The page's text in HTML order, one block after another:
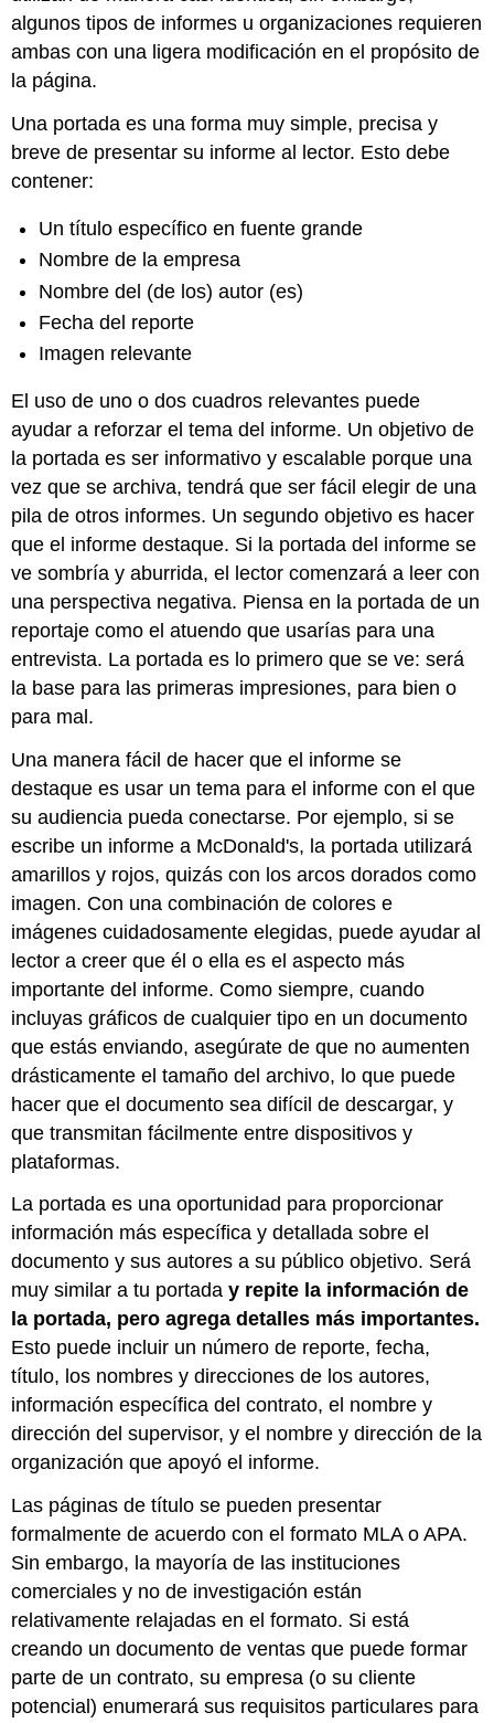
algunos tipos de informes u organizaciones requieren
ambas con una ligera modificación en el propósito de
la página.
Una portada es una forma muy simple, precisa y
breve de presentar su informe al lector. Esto debe
contener:
Un título específico en fuente grande
Nombre de la empresa
Nombre del (de los) autor (es)
Fecha del reporte
Imagen relevante
El uso de uno o dos cuadros relevantes puede
ayudar a reforzar el tema del informe. Un objetivo de
la portada es ser informativo y escalable porque una
vez que se archiva, tendrá que ser fácil elegir de una
pila de otros informes. Un segundo objetivo es hacer
que el informe destaque. Si la portada del informe se
ve sombría y aburrida, el lector comenzará a leer con
una perspectiva negativa. Piensa en la portada de un
reportaje como el atuendo que usarías para una
entrevista. La portada es lo primero que se ve: será
la base para las primeras impresiones, para bien o
para mal.
Una manera fácil de hacer que el informe se
destaque es usar un tema para el informe con el que
su audiencia pueda conectarse. Por ejemplo, si se
escribe un informe a McDonald's, la portada utilizará
amarillos y rojos, quizás con los arcos dorados como
imagen. Con una combinación de colores e
imágenes cuidadosamente elegidas, puede ayudar al
lector a creer que él o ella es el aspecto más
importante del informe. Como siempre, cuando
incluyas gráficos de cualquier tipo en un documento
que estás enviando, asegúrate de que no aumenten
drásticamente el tamaño del archivo, lo que puede
hacer que el documento sea difícil de descargar, y
que transmitan fácilmente entre dispositivos y
plataformas.
La portada es una oportunidad para proporcionar
información más específica y detallada sobre el
documento y sus autores a su público objetivo. Será
muy similar a tu portaday repite la información de
la portada, pero agrega detalles más importantes.
Esto puede incluir un número de reporte, fecha,
título, los nombres y direcciones de los autores,
información específica del contrato, el nombre y
dirección del supervisor, y el nombre y dirección de la
organización que apoyó el informe.
Las páginas de título se pueden presentar
formalmente de acuerdo con el formato MLA o APA.
Sin embargo, la mayoría de las instituciones
comerciales y no de investigación están
relativamente relajadas en el formato. Si está
creando un documento de ventas que puede formar
parte de un contrato, su empresa (o su cliente
potencial) enumerará sus requisitos particulares para